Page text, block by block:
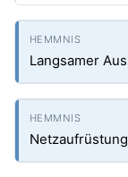
Langsamer